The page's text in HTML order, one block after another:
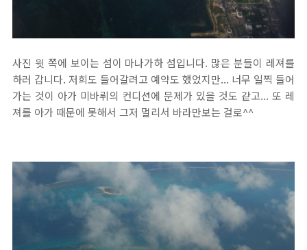
사진 윗 쪽에 보이는 섬이 마나가하 섬입니다. 많은 분들이 레져를
하러 갑니다. 저희도 들어갈려고 예약도 했었지만... 너무 일찍 들어
가는 것이 아가 미바뤼의 컨디션에 문제가 있을 것도 같고... 또 레
져를 아가 때문에 못해서 그저 멀리서 바라만보는 걸로^^